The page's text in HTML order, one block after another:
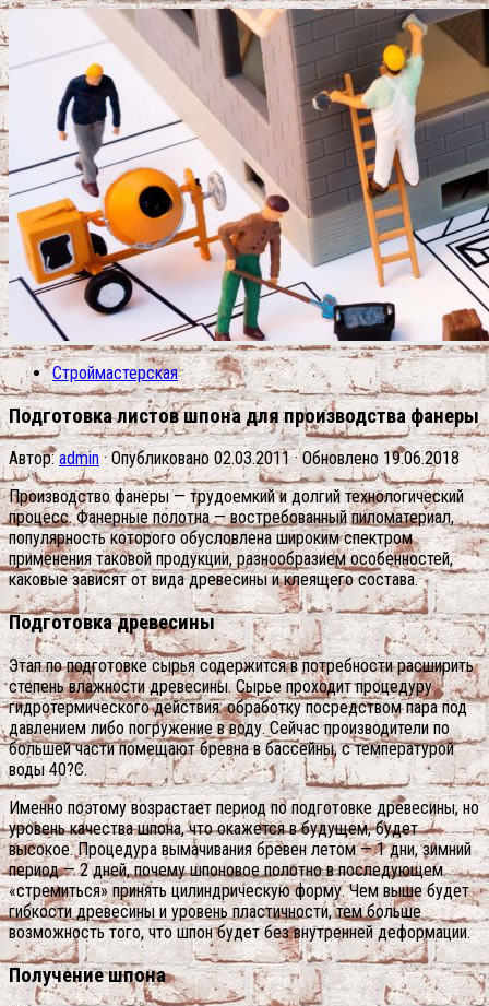
Строймастерская
Подготовка листов шпона для производства фанеры
Автор:admin · Опубликовано02.03.2011· Обновлено19.06.2018
Производство фанеры — трудоемкий и долгий технологический
процесс. Фанерные полотна — востребованный пиломатериал,
популярность которого обусловлена широким спектром
применения таковой продукции, разнообразием особенностей,
каковые зависят от вида древесины и клеящего состава.
Подготовка древесины
Этап по подготовке сырья содержится в потребности расширить
степень влажности древесины. Сырье проходит процедуру
гидротермического действия: обработку посредством пара под
давлением либо погружение в воду. Сейчас производители по
большей части помещают бревна в бассейны, с температурой
воды 40?С.
Именно поэтому возрастает период по подготовке древесины, но
уровень качества шпона, что окажется в будущем, будет
высокое. Процедура вымачивания бревен летом — 1 дни, зимний
период — 2 дней, почему шпоновое полотно в последующем
«стремиться» принять цилиндрическую форму. Чем выше будет
гибкости древесины и уровень пластичности, тем больше
возможность того, что шпон будет без внутренней деформации.
Получение шпона